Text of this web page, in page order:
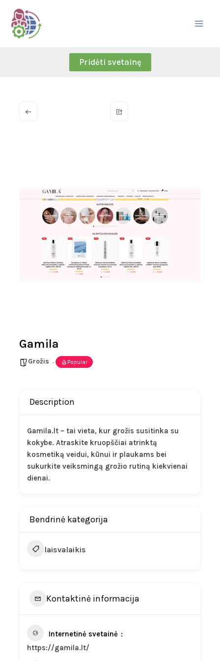
Skip
content
Pridėti svetainę
Gamila
Grožis Popular
Description
Gamila.lt – tai vieta, kur grožis susitinka su
kokybe. Atraskite kruopščiai atrinktą
kosmetiką veidui, kūnui ir plaukams bei
sukurkite veiksmingą grožio rutiną kiekvienai
dienai.
Bendrinė kategorija
laisvalaikis
Kontaktinė informacija
Internetinė svetainė
https://gamila.lt/